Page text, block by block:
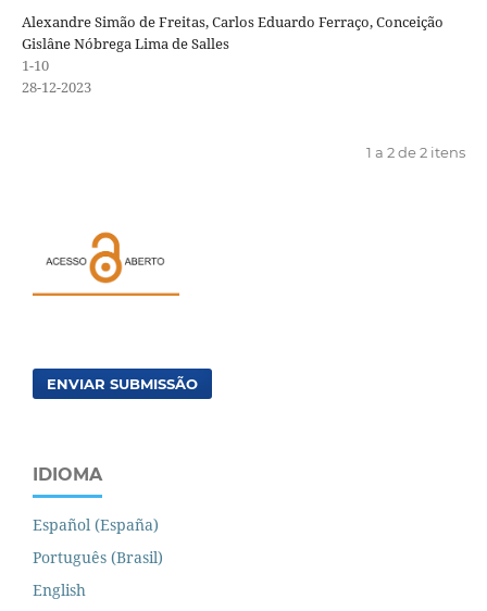
Alexandre Simão de Freitas, Carlos Eduardo Ferraço, Conceição
Gislâne Nóbrega Lima de Salles
1-10
28-12-2023
1 a 2 de 2 itens
ENVIAR SUBMISSÃO
IDIOMA
Español (España)
Português (Brasil)
English